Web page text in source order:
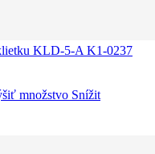
KLD-5-A K1-0237
množstvo Snížit